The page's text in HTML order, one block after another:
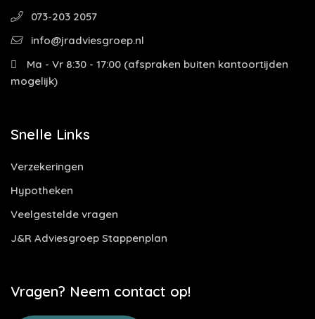
073-203 2057
info@jradviesgroep.nl
Ma - Vr 8:30 - 17:00 (afspraken buiten kantoortijden
mogelijk)
Snelle Links
Verzekeringen
Hypotheken
Veelgestelde vragen
J&R Adviesgroep Stappenplan
Vragen? Neem contact op!